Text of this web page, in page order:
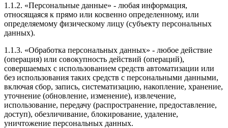
1.1.2. «Персональные данные» - любая информация,
относящаяся к прямо или косвенно определенному, или
определяемому физическому лицу (субъекту персональных
данных).
1.1.3. «Обработка персональных данных» - любое действие
(операция) или совокупность действий (операций),
совершаемых с использованием средств автоматизации или
без использования таких средств с персональными данными,
включая сбор, запись, систематизацию, накопление, хранение,
уточнение (обновление, изменение), извлечение,
использование, передачу (распространение, предоставление,
доступ), обезличивание, блокирование, удаление,
уничтожение персональных данных.